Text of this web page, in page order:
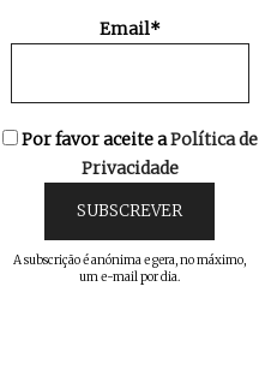
Email*
Por favor aceite aPolítica de
Privacidade
A subscrição é anónima e gera, no máximo,
um e-mail por dia.